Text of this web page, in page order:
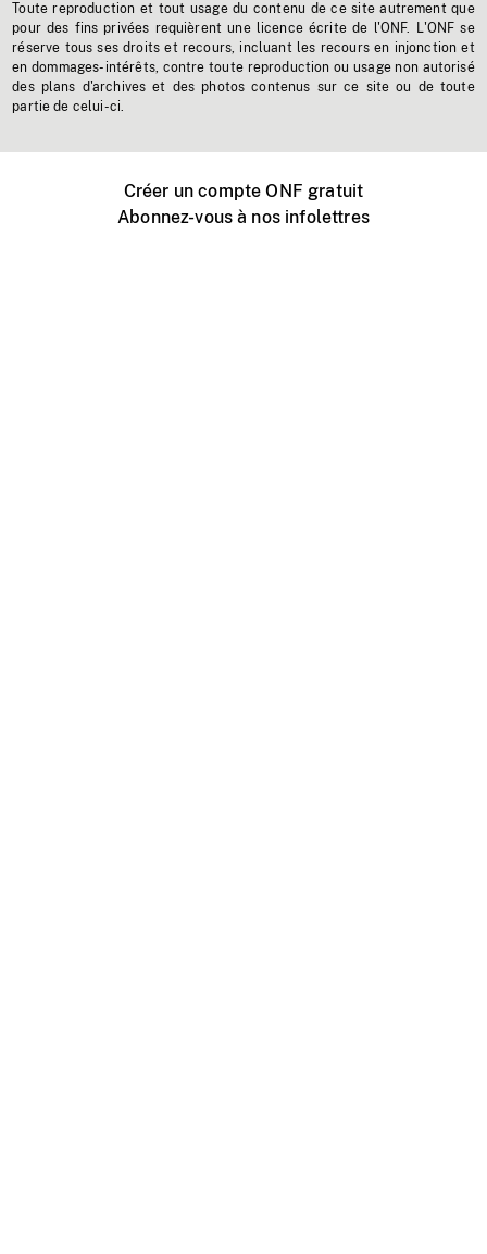
Toute reproduction et tout usage du contenu de ce site autrement que
pour des fins privées requièrent une licence écrite de l'ONF. L'ONF se
réserve tous ses droits et recours, incluant les recours en injonction et
en dommages-intérêts, contre toute reproduction ou usage non autorisé
des plans d'archives et des photos contenus sur ce site ou de toute
partie de celui-ci.
Créer un compte ONF gratuit
Abonnez-vous à nos infolettres